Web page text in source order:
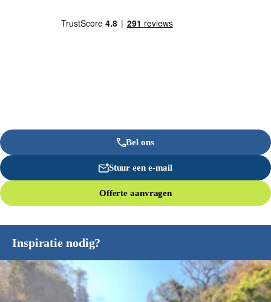
Bel ons
Stuur een e-mail
Offerte aanvragen
Inspiratie nodig?